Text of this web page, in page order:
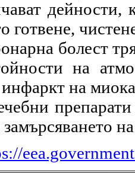
готвене,
болест
на
на